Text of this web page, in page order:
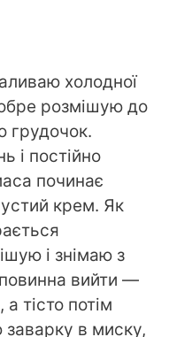
холодної
розмішую до
грудочок.
і постійно
починає
крем. Як
і знімаю з
вийти —
тісто потім
в миску,